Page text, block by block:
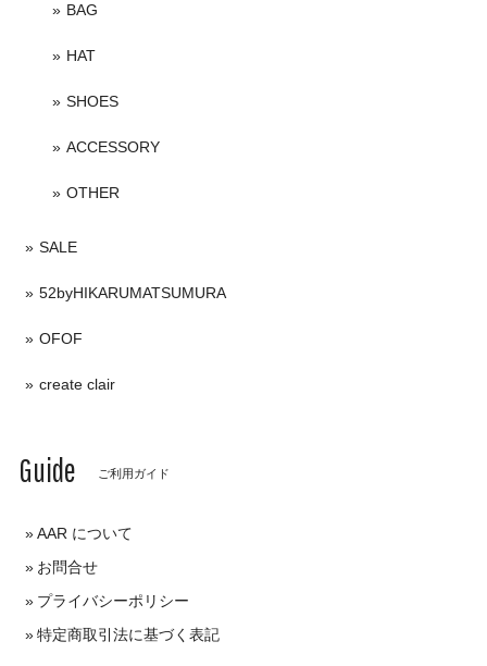
BAG
HAT
SHOES
ACCESSORY
OTHER
SALE
52byHIKARUMATSUMURA
OFOF
create clair
Guide ご利用ガイド
AAR について
お問合せ
プライバシーポリシー
特定商取引法に基づく表記